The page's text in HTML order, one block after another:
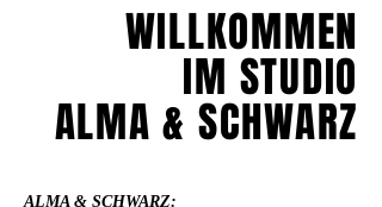
WILLKOMMEN
IM STUDIO
ALMA & SCHWARZ
ALMA & SCHWARZ: